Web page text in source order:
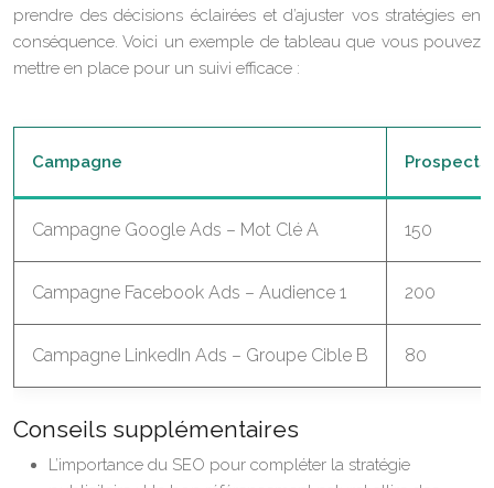
prendre des décisions éclairées et d’ajuster vos stratégies en
conséquence. Voici un exemple de tableau que vous pouvez
mettre en place pour un suivi efficace :
Campagne Prospects
Campagne Google Ads – Mot Clé A 150
Campagne Facebook Ads – Audience 1 200
Campagne LinkedIn Ads – Groupe Cible B 80
Conseils supplémentaires
L’importance du SEO pour compléter la stratégie